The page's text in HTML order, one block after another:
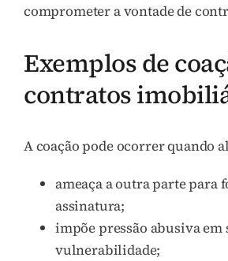
comprometer a vontade de
Exemplos de
contratos
A coação pode ocorrer quando
ameaça a outra parte para
assinatura;
impõe pressão abusiva em
vulnerabilidade;